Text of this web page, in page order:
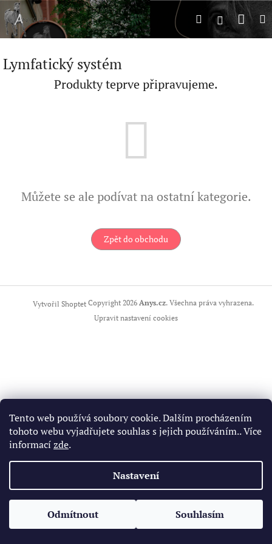
Tento web používá soubory cookie. Dalším procházením
tohoto webu vyjadřujete souhlas s jejich používáním.. Více
informacízde.
Nastavení
Odmítnout Souhlasím
Přejít
na
obsah
HledatPřihlášení
Lymfatický systém
Produkty teprve připravujeme.
Můžete se ale podívat na ostatní kategorie.
Zpět do obchodu
Vytvořil Shoptet Copyright 2026 Anys.cz. Všechna práva vyhrazena.
Upravit nastavení cookies